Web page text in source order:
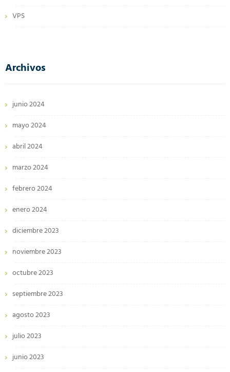
VPS
Archivos
junio 2024
mayo 2024
abril 2024
marzo 2024
febrero 2024
enero 2024
diciembre 2023
noviembre 2023
octubre 2023
septiembre 2023
agosto 2023
julio 2023
junio 2023